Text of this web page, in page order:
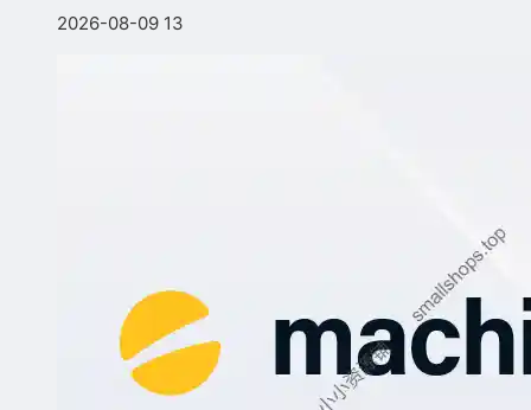
2026-08-09 13